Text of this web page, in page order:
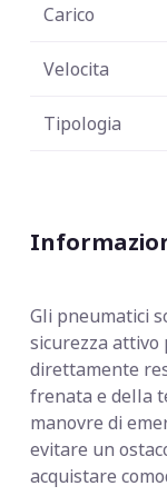
Carico
Velocita
Tipologia
Gli pneumatici
sicurezza attivo
direttamente
frenata e della
manovre di
evitare un
acquistare